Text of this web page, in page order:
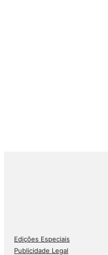
Edições Especiais
Publicidade Legal